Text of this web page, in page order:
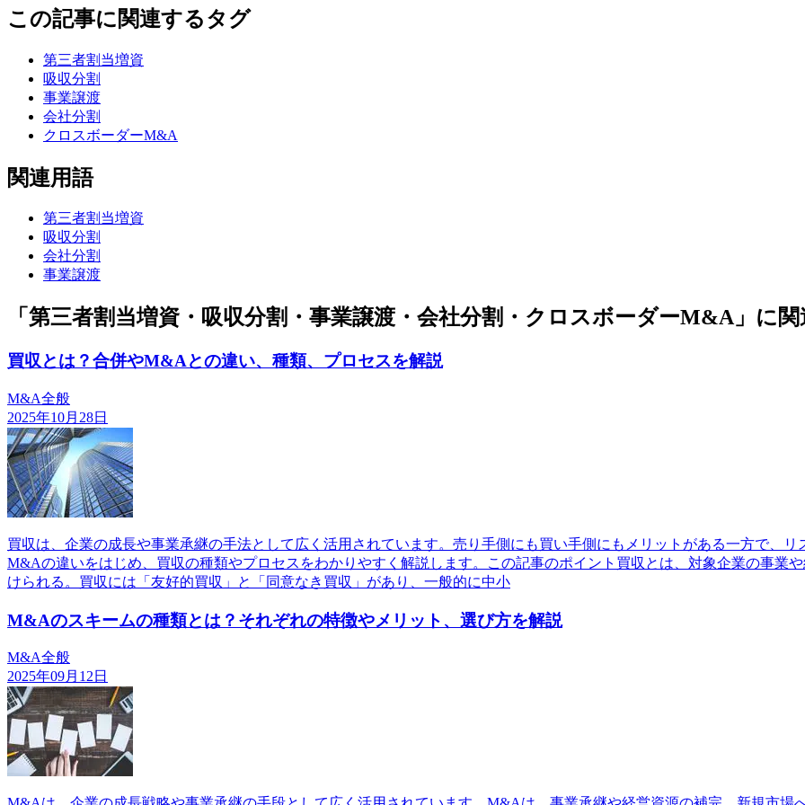
この記事に関連するタグ
第三者割当増資
吸収分割
事業譲渡
会社分割
クロスボーダーM&A
関連用語
第三者割当増資
吸収分割
会社分割
事業譲渡
「第三者割当増資・吸収分割・事業譲渡・会社分割・クロスボーダーM&A」に
買収とは？合併やM&Aとの違い、種類、プロセスを解説
M&A全般
2025年10月28日
買収は、企業の成長や事業承継の手法として広く活用されています。売り手側にも買い手側にもメリットがある一方で、リ
M&Aの違いをはじめ、買収の種類やプロセスをわかりやすく解説します。この記事のポイント買収とは、対象企業の事業
けられる。買収には「友好的買収」と「同意なき買収」があり、一般的に中小
M&Aのスキームの種類とは？それぞれの特徴やメリット、選び方を解説
M&A全般
2025年09月12日